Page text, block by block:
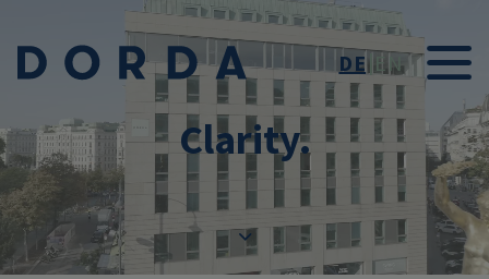
Direkt zum Inhalt
DE EN
Clarity.